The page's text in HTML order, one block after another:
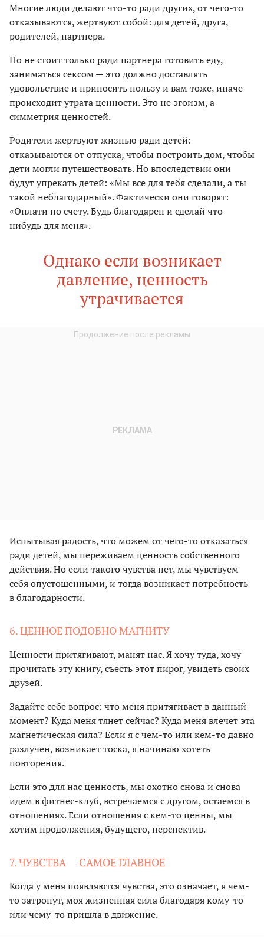
Многие люди делают что-то ради других, от чего-то
отказываются, жертвуют собой: для детей, друга,
родителей, партнера.
Но не стоит только ради партнера готовить еду,
заниматься сексом — это должно доставлять
удовольствие и приносить пользу и вам тоже, иначе
происходит утрата ценности. Это не эгоизм, а
симметрия ценностей.
Родители жертвуют жизнью ради детей:
отказываются от отпуска, чтобы построить дом, чтобы
дети могли путешествовать. Но впоследствии они
будут упрекать детей: «Мы все для тебя сделали, а ты
такой неблагодарный». Фактически они говорят:
«Оплати по счету. Будь благодарен и сделай что-
нибудь для меня».
Однако если возникает
давление, ценность
утрачивается
Испытывая радость, что можем от чего-то отказаться
ради детей, мы переживаем ценность собственного
действия. Но если такого чувства нет, мы чувствуем
себя опустошенными, и тогда возникает потребность
в благодарности.
6. ЦЕННОЕ ПОДОБНО МАГНИТУ
Ценности притягивают, манят нас. Я хочу туда, хочу
прочитать эту книгу, съесть этот пирог, увидеть своих
друзей.
Задайте себе вопрос: что меня притягивает в данный
момент? Куда меня тянет сейчас? Куда меня влечет эта
магнетическая сила? Если я с чем-то или кем-то давно
разлучен, возникает тоска, я начинаю хотеть
повторения.
Если это для нас ценность, мы охотно снова и снова
идем в фитнес-клуб, встречаемся с другом, остаемся в
отношениях. Если отношения с кем-то ценны, мы
хотим продолжения, будущего, перспектив.
7. ЧУВСТВА — САМОЕ ГЛАВНОЕ
Когда у меня появляются чувства, это означает, я чем-
то затронут, моя жизненная сила благодаря кому-то
или чему-то пришла в движение.